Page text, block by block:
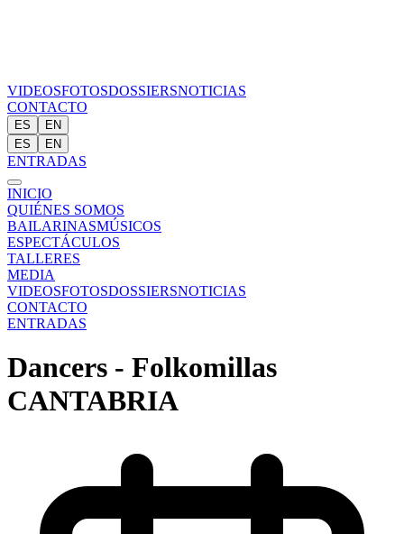
VIDEOSFOTOSDOSSIERSNOTICIAS
CONTACTO
ES
EN
ES
EN
ENTRADAS
INICIO
QUIÉNES SOMOS
BAILARINASMÚSICOS
ESPECTÁCULOS
TALLERES
MEDIA
VIDEOSFOTOSDOSSIERSNOTICIAS
CONTACTO
ENTRADAS
Dancers - Folkomillas
CANTABRIA